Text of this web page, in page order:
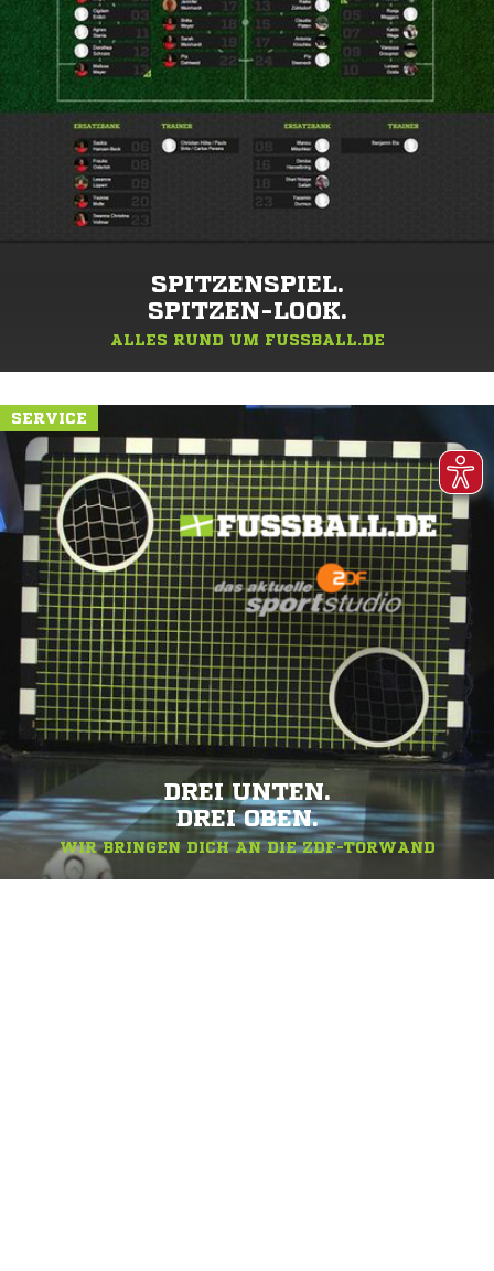
SPITZENSPIEL.
SPITZEN-LOOK.
ALLES RUND UM FUSSBALL.DE
SERVICE
DREI UNTEN.
DREI OBEN.
WIR BRINGEN DICH AN DIE ZDF-TORWAND